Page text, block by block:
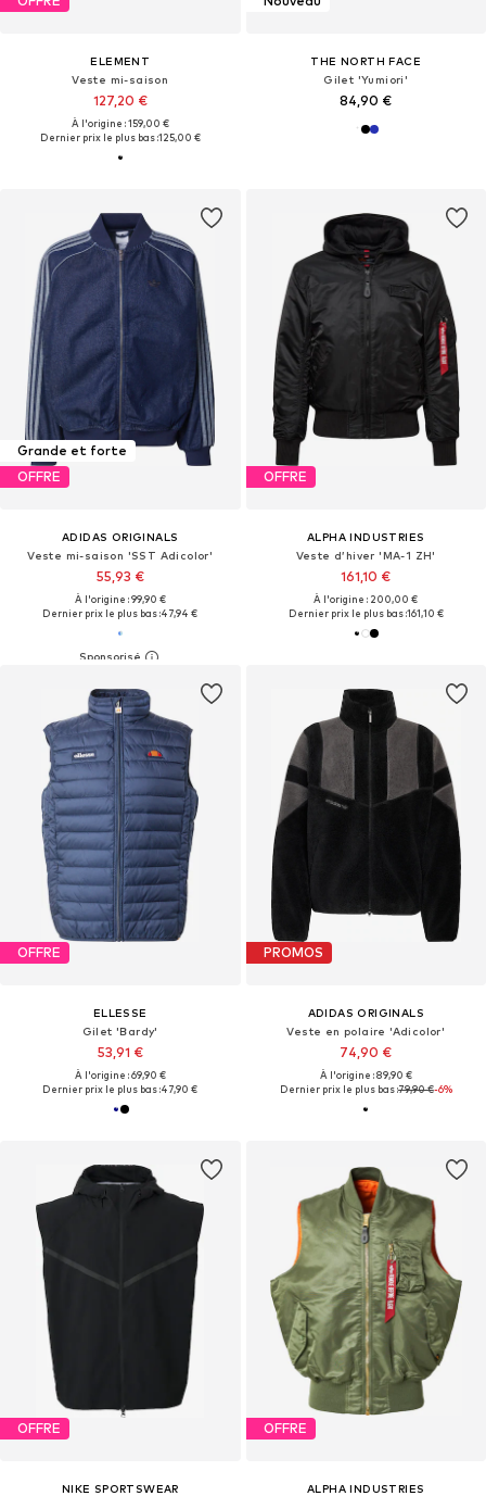
ELEMENT
Veste mi-saison
127,20 €
À l'origine : 159,00 €
Dernier prix le plus bas :125,00 €
THE NORTH FACE
Gilet 'Yumiori'
84,90 €
Grande et forte
OFFRE
ADIDAS ORIGINALS
Veste mi-saison 'SST Adicolor'
55,93 €
À l'origine : 99,90 €
Dernier prix le plus bas :47,94 €
OFFRE
ALPHA INDUSTRIES
Veste d’hiver 'MA-1 ZH'
161,10 €
À l'origine : 200,00 €
Dernier prix le plus bas :161,10 €
OFFRE
ELLESSE
Gilet 'Bardy'
53,91 €
À l'origine : 69,90 €
Dernier prix le plus bas :47,90 €
PROMOS
ADIDAS ORIGINALS
Veste en polaire 'Adicolor'
74,90 €
À l'origine : 89,90 €
Dernier prix le plus bas :79,90 €-6%
OFFRE
NIKE SPORTSWEAR
OFFRE
ALPHA INDUSTRIES